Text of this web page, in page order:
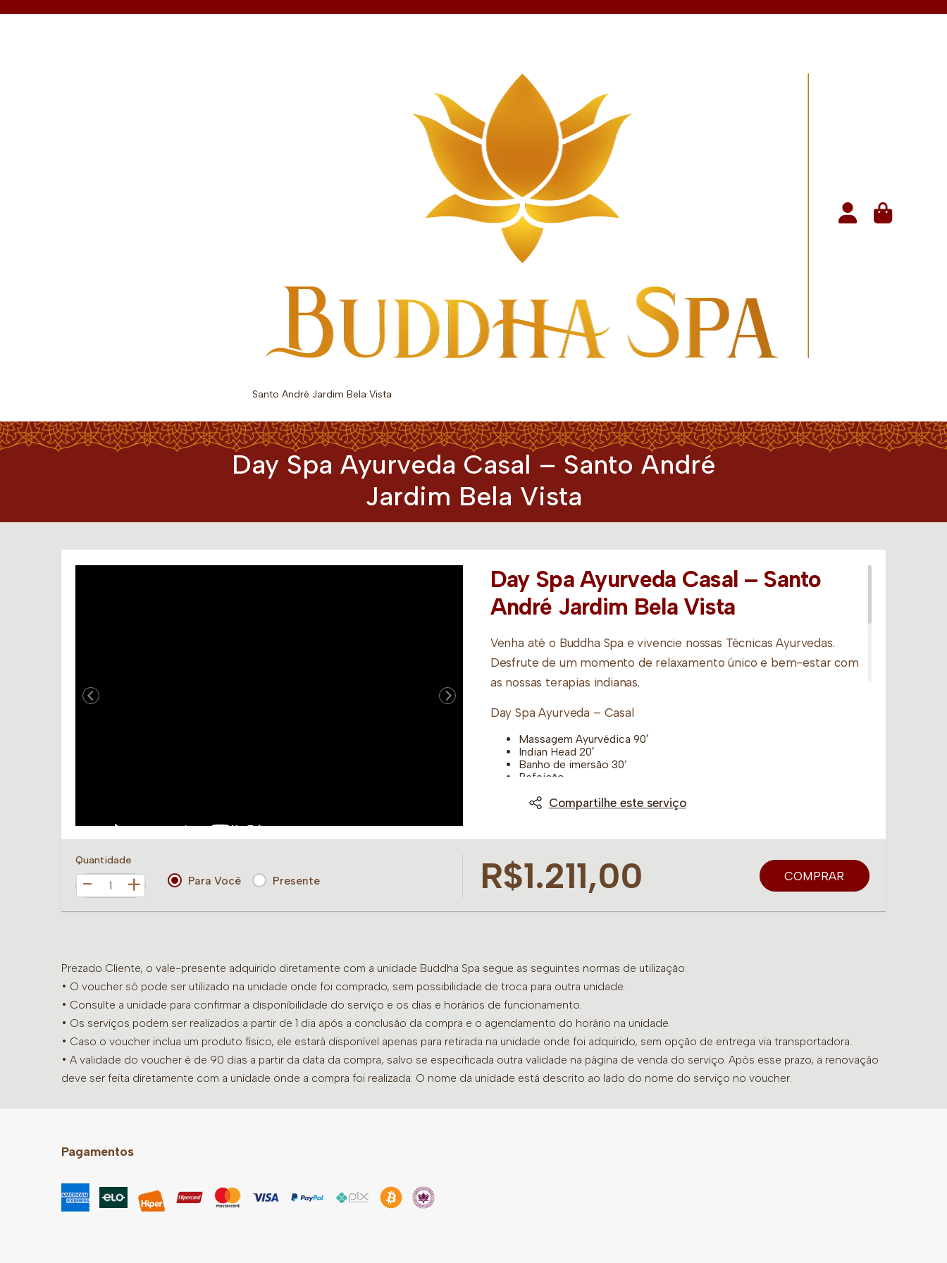
Santo André Jardim Bela Vista
Day Spa Ayurveda Casal – Santo André
Jardim Bela Vista
Day Spa Ayurveda Casal – Santo
André Jardim Bela Vista
Venha até o Buddha Spa e vivencie nossas Técnicas Ayurvedas.
Desfrute de um momento de relaxamento único e bem-estar com
as nossas terapias indianas.
Day Spa Ayurveda – Casal
Massagem Ayurvédica 90′
Indian Head 20′
Banho de imersão 30’
Refeição
Obs: O Banho de Imersão e a Refeição serão substituídos por
serviços.
Obs: Caso prefira ligar a banheira de hidromassagem, informe a
recepção, pois neste caso o banho será realizado sem as pétalas de
rosa.
Compartilhe este serviço
Quantidade
+ Para Você Presente R$1.211,00 COMPRAR
Prezado Cliente, o vale-presente adquirido diretamente com a unidade Buddha Spa segue as seguintes normas de utilização:
• O voucher só pode ser utilizado na unidade onde foi comprado, sem possibilidade de troca para outra unidade.
• Consulte a unidade para confirmar a disponibilidade do serviço e os dias e horários de funcionamento.
• Os serviços podem ser realizados a partir de 1 dia após a conclusão da compra e o agendamento do horário na unidade.
• Caso o voucher inclua um produto físico, ele estará disponível apenas para retirada na unidade onde foi adquirido, sem opção de entrega via transportadora.
• A validade do voucher é de 90 dias a partir da data da compra, salvo se especificada outra validade na página de venda do serviço. Após esse prazo, a renovação
deve ser feita diretamente com a unidade onde a compra foi realizada. O nome da unidade está descrito ao lado do nome do serviço no voucher.
Pagamentos